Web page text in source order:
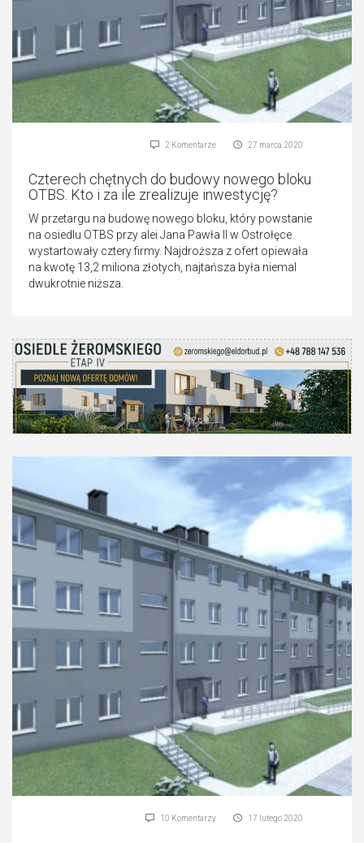
27 marca 2020
2 Komentarze
Czterech chętnych do budowy nowego bloku
OTBS. Kto i za ile zrealizuje inwestycję?
W przetargu na budowę nowego bloku, który powstanie
na osiedlu OTBS przy alei Jana Pawła II w Ostrołęce
wystartowały cztery firmy. Najdroższa z ofert opiewała
na kwotę 13,2 miliona złotych, najtańsza była niemal
dwukrotnie niższa.
17 lutego 2020
10 Komentarzy